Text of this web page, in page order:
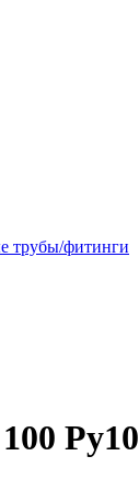
трубы/фитинги
Ру10